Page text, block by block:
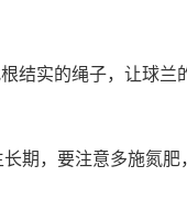
结实的绳子，让球
期，要注意多施氮